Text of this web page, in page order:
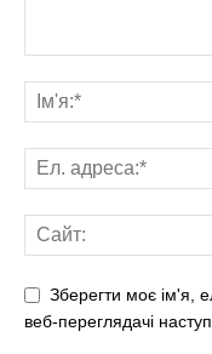
Зберегти моє ім'я,
веб-переглядачі